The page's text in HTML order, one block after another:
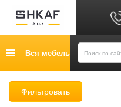
Кредит
Публичный договор
0 6 7
Вся мебель
Фильтровать